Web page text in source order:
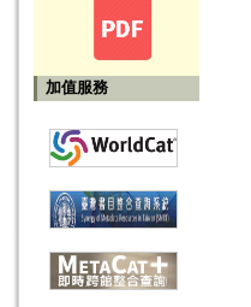
加值服務